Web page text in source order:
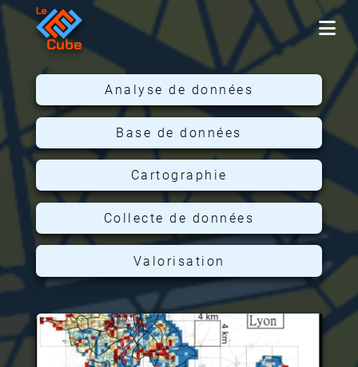
Analyse de données
Base de données
Cartographie
Collecte de données
Valorisation